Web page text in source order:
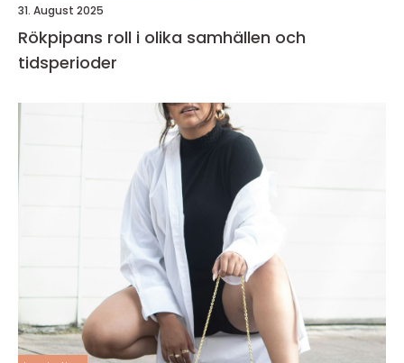
31. August 2025
Rökpipans roll i olika samhällen och
tidsperioder